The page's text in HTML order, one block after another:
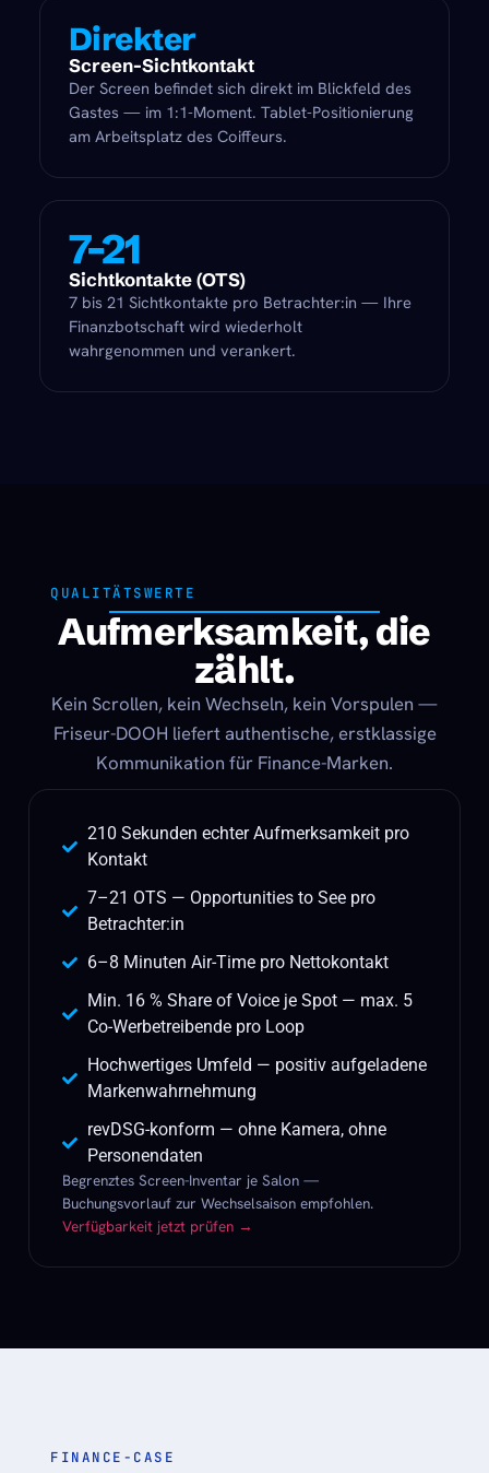
Direkter
Screen-Sichtkontakt
Der Screen befindet sich direkt im Blickfeld des
Gastes — im 1:1-Moment. Tablet-Positionierung
am Arbeitsplatz des Coiffeurs.
7–21
Sichtkontakte (OTS)
7 bis 21 Sichtkontakte pro Betrachter:in — Ihre
Finanzbotschaft wird wiederholt
wahrgenommen und verankert.
QUALITÄTSWERTE
Aufmerksamkeit, die
zählt.
Kein Scrollen, kein Wechseln, kein Vorspulen —
Friseur-DOOH liefert authentische, erstklassige
Kommunikation für Finance-Marken.
210 Sekunden echter Aufmerksamkeit pro
Kontakt
7–21 OTS — Opportunities to See pro
Betrachter:in
6–8 Minuten Air-Time pro Nettokontakt
Min. 16 % Share of Voice je Spot — max. 5
Co-Werbetreibende pro Loop
Hochwertiges Umfeld — positiv aufgeladene
Markenwahrnehmung
revDSG-konform — ohne Kamera, ohne
Personendaten
Begrenztes Screen-Inventar je Salon —
Buchungsvorlauf zur Wechselsaison empfohlen.
Verfügbarkeit jetzt prüfen →
FINANCE-CASE